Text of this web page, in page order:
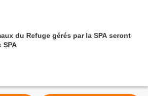
du Refuge gérés par la SPA seront
SPA